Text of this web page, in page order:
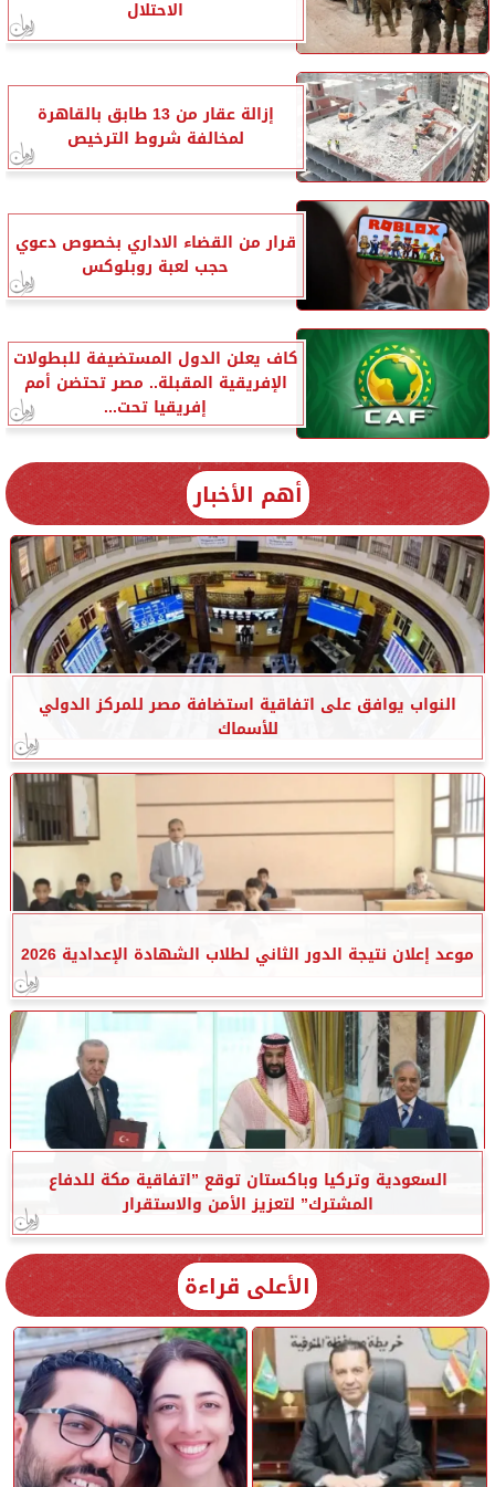
الاحتلال
إزالة عقار من 13 طابق بالقاهرة
لمخالفة شروط الترخيص
قرار من القضاء الاداري بخصوص دعوي
حجب لعبة روبلوكس
كاف يعلن الدول المستضيفة للبطولات
الإفريقية المقبلة.. مصر تحتضن أمم
إفريقيا تحت...
أهم الأخبار
النواب يوافق على اتفاقية استضافة مصر للمركز الدولي
للأسماك
موعد إعلان نتيجة الدور الثاني لطلاب الشهادة الإعدادية 2026
السعودية وتركيا وباكستان توقع ”اتفاقية مكة للدفاع
المشترك” لتعزيز الأمن والاستقرار
الأعلى قراءة